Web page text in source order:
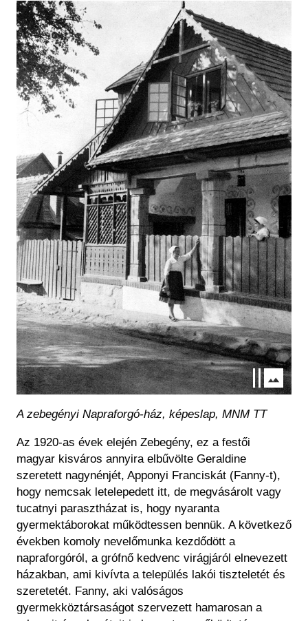
Kép
A zebegényi Napraforgó-ház, képeslap, MNM TT
Az 1920-as évek elején Zebegény, ez a festői
magyar kisváros annyira elbűvölte Geraldine
szeretett nagynénjét, Apponyi Franciskát (Fanny-t),
hogy nemcsak letelepedett itt, de megvásárolt vagy
tucatnyi parasztházat is, hogy nyaranta
gyermektáborokat működtessen bennük. A következő
években komoly nevelőmunka kezdődött a
napraforgóról, a grófnő kedvenc virágjáról elnevezett
házakban, ami kivívta a település lakói tiszteletét és
szeretetét. Fanny, aki valóságos
gyermekköztársaságot szervezett hamarosan a